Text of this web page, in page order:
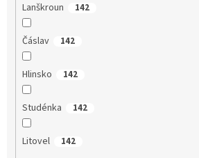
Lanškroun 142
Čáslav 142
Hlinsko 142
Studénka 142
Litovel 142